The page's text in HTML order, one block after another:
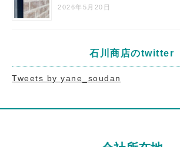
2026年5月20日
石川商店のtwitter
Tweets by yane_soudan